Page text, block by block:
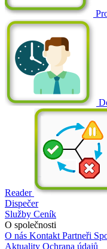
Reader
Dispečer
Služby Ceník
O společnosti
O nás Kontakt Partneři
Aktuality Ochrana údajů